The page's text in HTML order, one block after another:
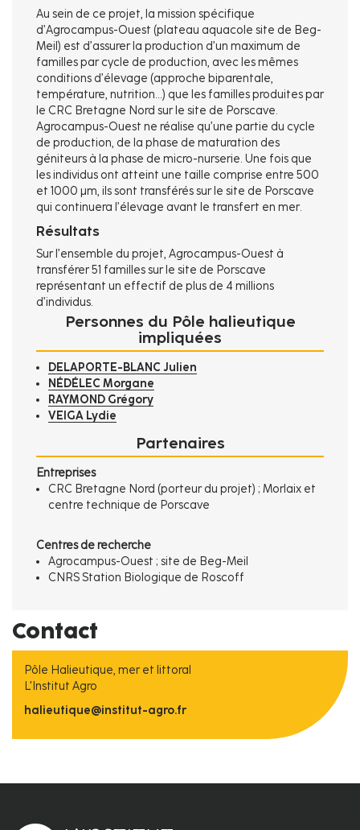
Au sein de ce projet, la mission spécifique
d’Agrocampus-Ouest (plateau aquacole site de Beg-
Meil) est d’assurer la production d’un maximum de
familles par cycle de production, avec les mêmes
conditions d’élevage (approche biparentale,
température, nutrition…) que les familles produites par
le CRC Bretagne Nord sur le site de Porscave.
Agrocampus-Ouest ne réalise qu’une partie du cycle
de production, de la phase de maturation des
géniteurs à la phase de micro-nurserie. Une fois que
les individus ont atteint une taille comprise entre 500
et 1000 μm, ils sont transférés sur le site de Porscave
qui continuera l’élevage avant le transfert en mer.
Résultats
Sur l’ensemble du projet, Agrocampus-Ouest à
transférer 51 familles sur le site de Porscave
représentant un effectif de plus de 4 millions
d’individus.
Personnes du Pôle halieutique
impliquées
DELAPORTE-BLANC Julien
NÉDÉLEC Morgane
RAYMOND Grégory
VEIGA Lydie
Partenaires
Entreprises
CRC Bretagne Nord (porteur du projet) ; Morlaix et
centre technique de Porscave
Centres de recherche
Agrocampus-Ouest ; site de Beg-Meil
CNRS Station Biologique de Roscoff
Contact
Pôle Halieutique, mer et littoral
L'Institut Agro
halieutique@institut-agro.fr